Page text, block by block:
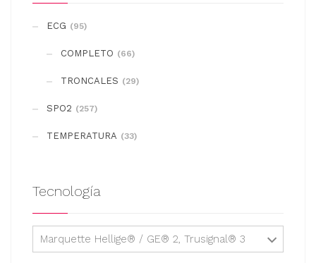
ECG (95)
COMPLETO (66)
TRONCALES (29)
SPO2 (257)
TEMPERATURA (33)
Tecnología
Marquette Hellige® / GE® 2, Trusignal® 3